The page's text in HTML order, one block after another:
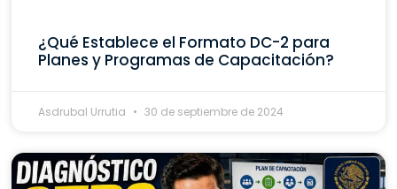
¿Qué Establece el Formato DC-2 para
Planes y Programas de Capacitación?
Asdrubal Urrutia 30 de septiembre de 2024